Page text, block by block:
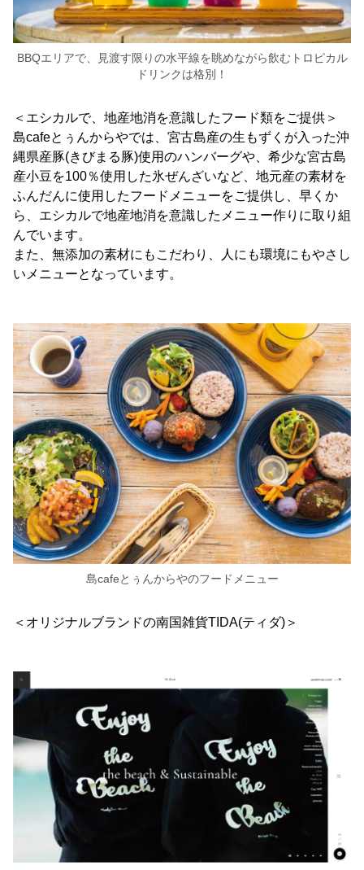
BBQエリアで、見渡す限りの水平線を眺めながら飲むトロピカル
ドリンクは格別！
＜エシカルで、地産地消を意識したフード類をご提供＞
島cafeとぅんからやでは、宮古島産の生もずくが入った沖
縄県産豚(きびまる豚)使用のハンバーグや、希少な宮古島
産小豆を100％使用した氷ぜんざいなど、地元産の素材を
ふんだんに使用したフードメニューをご提供し、早くか
ら、エシカルで地産地消を意識したメニュー作りに取り組
んでいます。
また、無添加の素材にもこだわり、人にも環境にもやさし
いメニューとなっています。
島cafeとぅんからやのフードメニュー
＜オリジナルブランドの南国雑貨TIDA(ティダ)＞